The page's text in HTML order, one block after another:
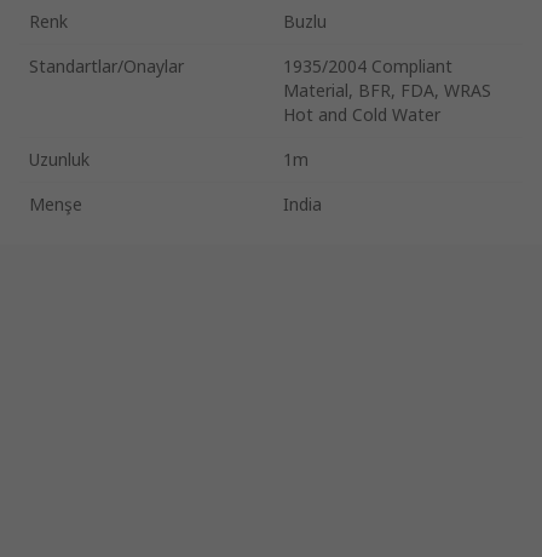
Renk
Buzlu
Standartlar/Onaylar
1935/2004 Compliant
Material, BFR, FDA, WRAS
Hot and Cold Water
Uzunluk
1m
Menşe
India